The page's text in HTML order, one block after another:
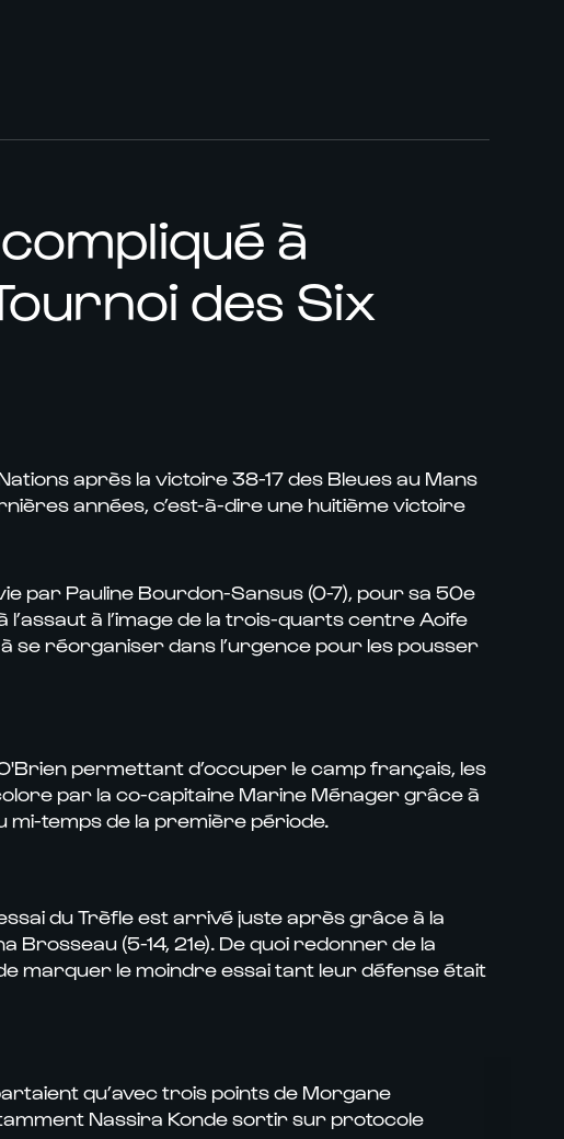
à
des Six
après la victoire 38-17 des Bleues au Mans
années, c’est-à-dire une huitième victoire
par Pauline Bourdon-Sansus (0-7), pour sa 50e
à l’image de la trois-quarts centre Aoife
se réorganiser dans l’urgence pour les pousser
permettant d’occuper le camp français, les
par la co-capitaine Marine Ménager grâce à
mi-temps de la première période.
du Trèfle est arrivé juste après grâce à la
Brosseau (5-14, 21e). De quoi redonner de la
marquer le moindre essai tant leur défense était
qu’avec trois points de Morgane
Nassira Konde sortir sur protocole